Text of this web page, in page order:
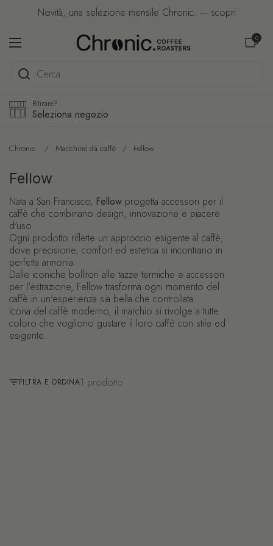
Passa ai contenutiNovità, una selezione mensile Chronic. — scopri
Apri menu
Apri
0
Ritirare?
Seleziona negozio
Chronic. / Macchine da caffè / Fellow
Fellow
Nata a San Francisco, Fellow progetta accessori per il
caffè che combinano design, innovazione e piacere
d'uso.
Ogni prodotto riflette un approccio esigente al caffè,
dove precisione, comfort ed estetica si incontrano in
perfetta armonia.
Dalle iconiche bollitori alle tazze termiche e accessori
per l'estrazione, Fellow trasforma ogni momento del
caffè in un'esperienza sia bella che controllata.
Icona del caffè moderno, il marchio si rivolge a tutte
coloro che vogliono gustare il loro caffè con stile ed
esigente.
FILTRA E ORDINA1 prodotto